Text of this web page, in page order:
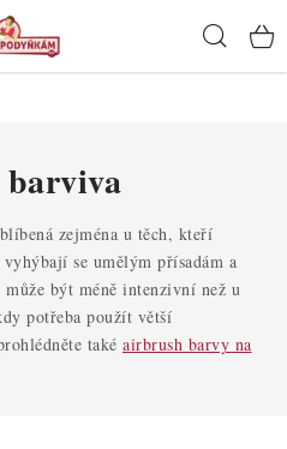
zejména u těch, kteří
se umělým přísadám a
být méně intenzivní než u
potřeba použít větší
také airbrush barvy na